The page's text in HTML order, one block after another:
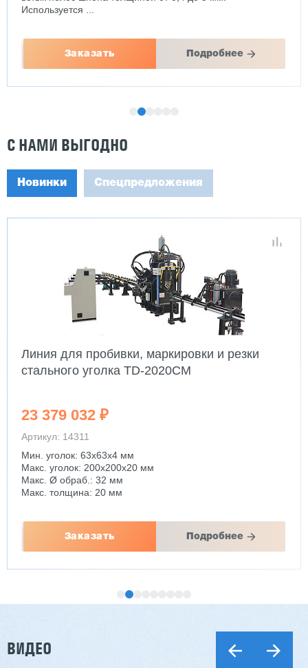
Используется ...
Заказать Подробнее
С НАМИ ВЫГОДНО
Новинки Спецпредложения
Линия для пробивки, маркировки и резки
стального уголка TD-2020CM
23 379 032 ₽
Артикул: 14311
Мин. уголок: 63x63x4 мм
Макс. уголок: 200x200x20 мм
Макс. Ø обраб.: 32 мм
Макс. толщина: 20 мм
Заказать Подробнее
ВИДЕО